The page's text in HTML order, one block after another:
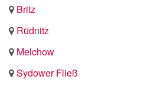
Britz
Rüdnitz
Melchow
Sydower Fließ